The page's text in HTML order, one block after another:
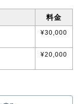
料金
¥30,000
¥20,000